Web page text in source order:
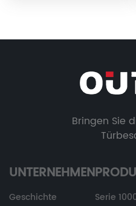
Bringen Sie
UNTERNEHMEN
Geschichte
Serie